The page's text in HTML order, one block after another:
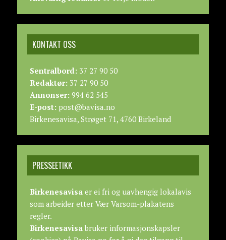
KONTAKT OSS
Sentralbord:37 27 90 50
Redaktør:37 27 90 50
Annonser:994 62 545
E-post:post@bavisa.no
Birkenesavisa, Strøget 71, 4760 Birkeland
PRESSEETIKK
Birkenesavisaer ei fri og uavhengig lokalavis
som arbeider etter Vær Varsom-plakatens
regler.
Birkenesavisabruker informasjonskapsler